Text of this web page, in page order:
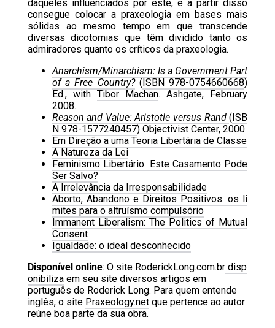
daqueles influenciados por este, e a partir disso
consegue colocar a praxeologia em bases mais
sólidas ao mesmo tempo em que transcende
diversas dicotomias que têm dividido tanto os
admiradores quanto os críticos da praxeologia.
Anarchism/Minarchism: Is a Government Part
of a Free Country?(ISBN 978-0754660668)
Ed., with Tibor Machan. Ashgate, February
2008.
Reason and Value: Aristotle versus Rand (ISB
N 978-1577240457) Objectivist Center, 2000.
Em Direção a uma Teoria Libertária de Classe
A Natureza da Lei
Feminismo Libertário: Este Casamento Pode
Ser Salvo?
A Irrelevância da Irresponsabilidade
Aborto, Abandono e Direitos Positivos: os li
mites para o altruísmo compulsório
Immanent Liberalism: The Politics of Mutual
Consent
Igualdade: o ideal desconhecido
Disponível online: O site RoderickLong.com.brdisp
onibilizaem seu site diversos artigos em
português de Roderick Long. Para quem entende
inglês, o site Praxeology.netque pertence ao autor
reúne boa parte da sua obra.